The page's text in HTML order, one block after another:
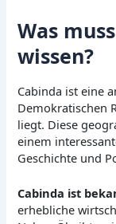
Was
wissen?
Cabinda ist eine
Demokratischen
liegt. Diese
einem
Geschichte und
Cabinda ist
erhebliche